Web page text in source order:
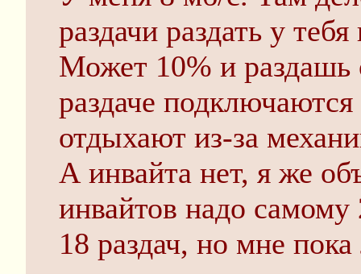
раздачи раздать у
Может 10% и раздашь
раздаче
отдыхают из-за
А инвайта нет, я же
инвайтов надо
18 раздач, но мне пока